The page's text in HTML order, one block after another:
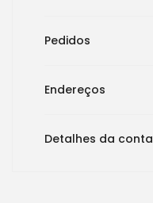
Pedidos
Endereços
Detalhes da conta